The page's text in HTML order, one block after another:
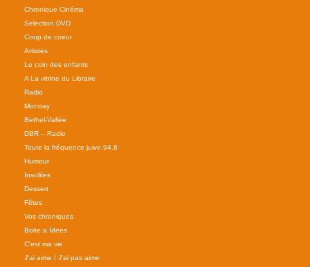
Chronique Cinéma
Selection DVD
Coup de coeur
Artistes
Le coin des enfants
A La vitrine du Libraire
Radio
Monday
Bethel-Vallée
DBR – Radio
Toute la fréquence juive 94.8
Humour
Insolites
Dessert
Fêtes
Vos chroniques
Boite a Idees
C'est ma vie
J'ai aime / J'ai pas aime